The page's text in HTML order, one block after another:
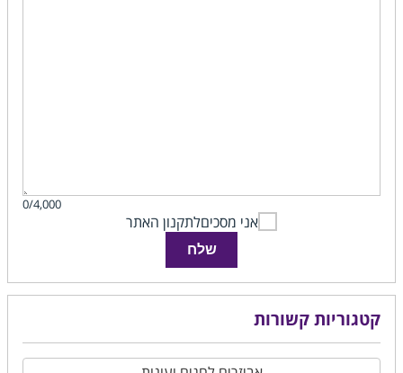
0/4,000
אני מסכיםלתקנון האתר
שלח
קטגוריות קשורות